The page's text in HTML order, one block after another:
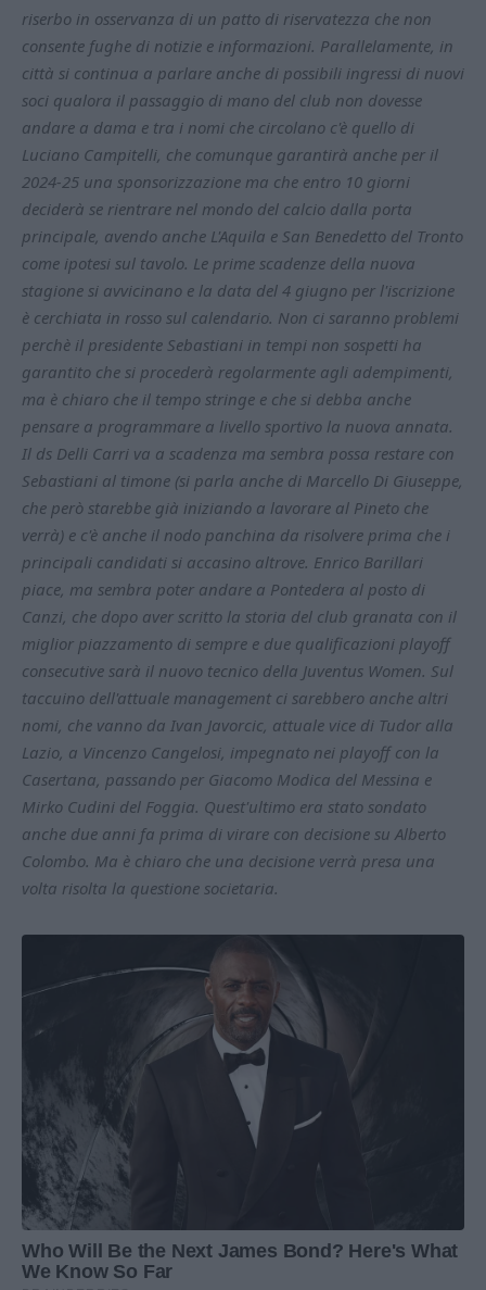
riserbo in osservanza di un patto di riservatezza che non
consente fughe di notizie e informazioni. Parallelamente, in
città si continua a parlare anche di possibili ingressi di nuovi
soci qualora il passaggio di mano del club non dovesse
andare a dama e tra i nomi che circolano c'è quello di
Luciano Campitelli, che comunque garantirà anche per il
2024-25 una sponsorizzazione ma che entro 10 giorni
deciderà se rientrare nel mondo del calcio dalla porta
principale, avendo anche L'Aquila e San Benedetto del Tronto
come ipotesi sul tavolo. Le prime scadenze della nuova
stagione si avvicinano e la data del 4 giugno per l'iscrizione
è cerchiata in rosso sul calendario. Non ci saranno problemi
perchè il presidente Sebastiani in tempi non sospetti ha
garantito che si procederà regolarmente agli adempimenti,
ma è chiaro che il tempo stringe e che si debba anche
pensare a programmare a livello sportivo la nuova annata.
Il ds Delli Carri va a scadenza ma sembra possa restare con
Sebastiani al timone (si parla anche di Marcello Di Giuseppe,
che però starebbe già iniziando a lavorare al Pineto che
verrà) e c'è anche il nodo panchina da risolvere prima che i
principali candidati si accasino altrove. Enrico Barillari
piace, ma sembra poter andare a Pontedera al posto di
Canzi, che dopo aver scritto la storia del club granata con il
miglior piazzamento di sempre e due qualificazioni playoff
consecutive sarà il nuovo tecnico della Juventus Women. Sul
taccuino dell'attuale management ci sarebbero anche altri
nomi, che vanno da Ivan Javorcic, attuale vice di Tudor alla
Lazio, a Vincenzo Cangelosi, impegnato nei playoff con la
Casertana, passando per Giacomo Modica del Messina e
Mirko Cudini del Foggia. Quest'ultimo era stato sondato
anche due anni fa prima di virare con decisione su Alberto
Colombo. Ma è chiaro che una decisione verrà presa una
volta risolta la questione societaria.